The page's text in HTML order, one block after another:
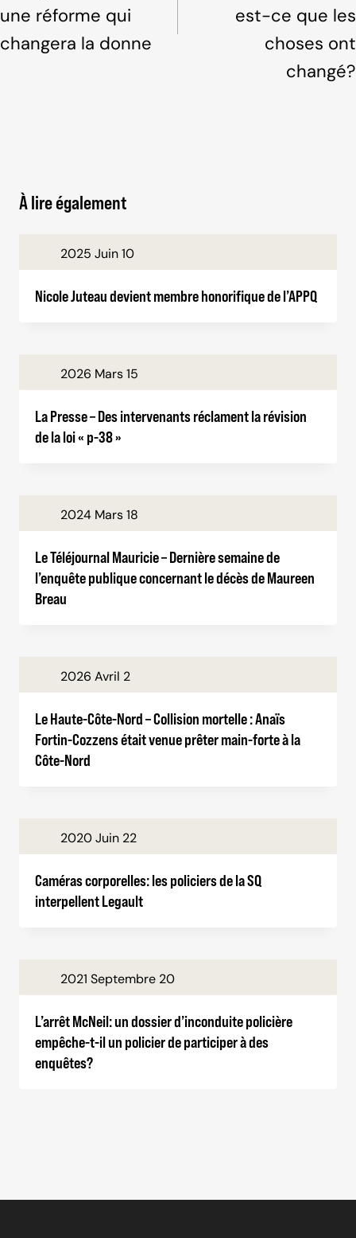
une réforme qui
changera la donne
est-ce que les
choses ont
changé?
À lire également
2025 Juin 10
Nicole Juteau devient membre honorifique de l’APPQ
2026 Mars 15
La Presse – Des intervenants réclament la révision
de la loi « p-38 »
2024 Mars 18
Le Téléjournal Mauricie – Dernière semaine de
l’enquête publique concernant le décès de Maureen
Breau
2026 Avril 2
Le Haute-Côte-Nord – Collision mortelle : Anaïs
Fortin-Cozzens était venue prêter main-forte à la
Côte-Nord
2020 Juin 22
Caméras corporelles: les policiers de la SQ
interpellent Legault
2021 Septembre 20
L’arrêt McNeil: un dossier d’inconduite policière
empêche-t-il un policier de participer à des
enquêtes?